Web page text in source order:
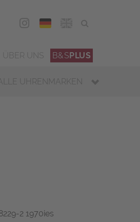
DEU
B&SPLUS
ALLE UHRENMARKEN
2 1970ies